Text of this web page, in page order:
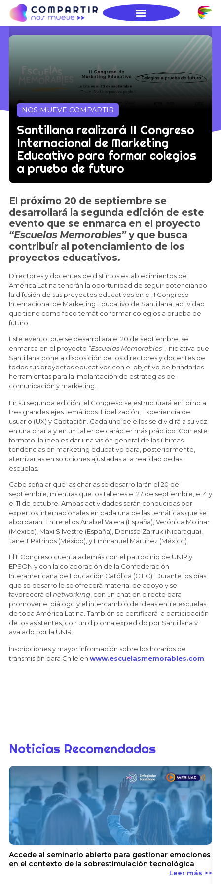
NOS MUEVE COMPARTIR
Santillana realizará II Congreso
Internacional de Marketing
Educativo para formar colegios
a prueba de futuro
El próximo 20 de septiembre se
desarrollará la segunda edición de este
evento que se enmarca en el proyecto
“Escuelas Memorables”y que busca
contribuir al potenciamiento de los
proyectos educativos.
Directores y docentes de distintos establecimientos de
América Latina tendrán la oportunidad de seguir potenciando
la difusión de sus proyectos educativos en el II Congreso
Internacional de Marketing Educativo de Santillana, actividad
que tiene como foco temático formar colegios a prueba de
futuro.
Este evento, que se desarrollará el 20 de septiembre, se
enmarca en el proyecto “Escuelas Memorables”, iniciativa que
Santillana pone a disposición de los directores y docentes de
todos sus proyectos educativos con el objetivo de brindarles
herramientas para la implantación de estrategias de
comunicación y marketing.
En su segunda edición, el Congreso se estructurará en torno a
tres grandes ejes temáticos: Fidelización, Experiencia de
usuario (UX) y Captación. Cada uno de ellos se dividirá a su vez
en una charla y en un taller de carácter más práctico. Con este
formato, la idea es dar una visión general de las últimas
tendencias en marketing educativo para, posteriormente,
aterrizarlas en soluciones ajustadas a la realidad de las
escuelas.
Cabe señalar que las charlas se desarrollarán el 20 de
septiembre, mientras que los talleres el 27 de septiembre, el 4 y
el 11 de octubre. Ambas actividades serán conducidas por
expertos internacionales en cada una de las temáticas que se
abordarán. Entre ellos Anabel Valera (España), Verónica Molinar
(México), Maxi Silvestre (España), Denisse Zarruk (Nicaragua),
Janett Patrinos (México), y Emmanuel Martínez (México).
El II Congreso cuenta además con el patrocinio de UNIR y
EPSON y con la colaboración de la Confederación
Interamericana de Educación Católica (CIEC). Durante los días
que se desarrolle se ofrecerá material de apoyo y se
favorecerá el networking, con un chat en directo para
promover el diálogo y el intercambio de ideas entre escuelas
de toda América Latina. También se certificará la participación
de los asistentes, con un diploma expedido por Santillana y
avalado por la UNIR.
Inscripciones y mayor información sobre los horarios de
transmisión para Chile en www.escuelasmemorables.com
Noticias Recomendadas
Accede al seminario abierto para gestionar emociones
en el contexto de la sobrestimulación tecnológica
Leer más >>